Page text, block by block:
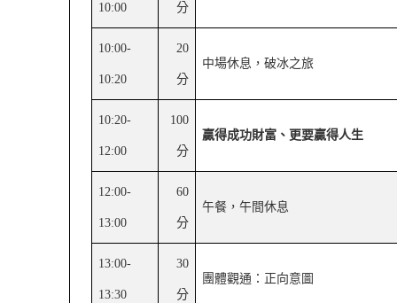
10:00 分
10:00-
10:20
20
分
中場休息，破冰之旅
10:20-
12:00
100
分
贏得成功財富、更要贏得人生
12:00-
13:00
60
分
午餐，午間休息
13:00-
13:30
30
分
團體觀通：正向意圖